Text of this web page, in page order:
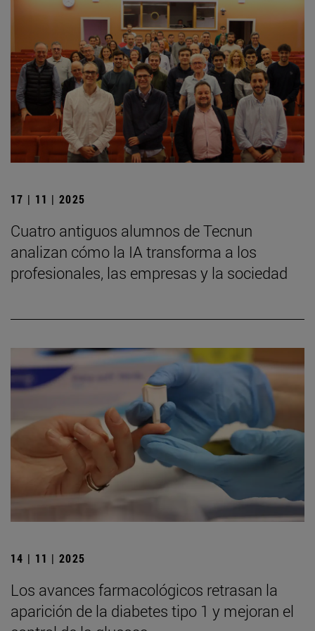
17 | 11 | 2025
Cuatro antiguos alumnos de Tecnun
analizan cómo la IA transforma a los
profesionales, las empresas y la sociedad
14 | 11 | 2025
Los avances farmacológicos retrasan la
aparición de la diabetes tipo 1 y mejoran el